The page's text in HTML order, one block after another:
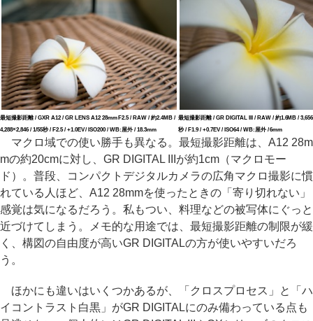
最短撮影距離 / GXR A12 / GR LENS A12 28mm F2.5 / RAW / 約2.4MB /
4,288×2,846 / 1/55秒 / F2.5 / +1.0EV / ISO200 / WB:屋外 / 18.3mm
最短撮影距離 / GR DIGITAL III / RAW / 約1.6MB /
秒 / F1.9 / +0.7EV / ISO64 / WB:屋外 / 6mm
マクロ域での使い勝手も異なる。最短撮影距離は、A12 28m
mの約20cmに対し、GR DIGITAL IIIが約1cm（マクロモー
ド）。普段、コンパクトデジタルカメラの広角マクロ撮影に慣
れている人ほど、A12 28mmを使ったときの「寄り切れない」
感覚は気になるだろう。私もつい、料理などの被写体にぐっと
近づけてしまう。メモ的な用途では、最短撮影距離の制限が緩
く、構図の自由度が高いGR DIGITALの方が使いやすいだろ
う。
ほかにも違いはいくつかあるが、「クロスプロセス」と「ハ
イコントラスト白黒」がGR DIGITALにのみ備わっている点も